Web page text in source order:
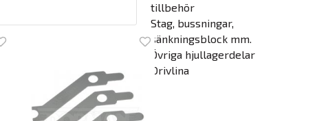
tillbehör
Stag, bussningar,
sänkningsblock mm.
Övriga hjullagerdelar
Drivlina